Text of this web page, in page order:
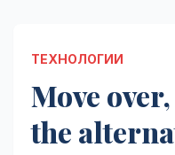
ТЕХНОЛОГИИ
Move
the